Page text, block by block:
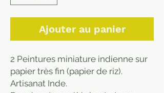
Ajouter au panier
2 Peintures miniature indienne sur
papier très fin (papier de riz).
Artisanat Inde.